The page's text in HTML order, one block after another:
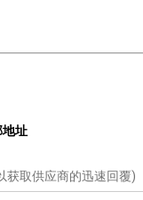
地址
获取供应商的迅速回覆)